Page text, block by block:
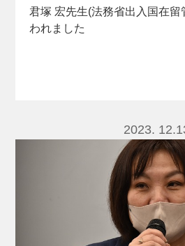
君塚 宏先生(法務省出入国在留
われました
2023.